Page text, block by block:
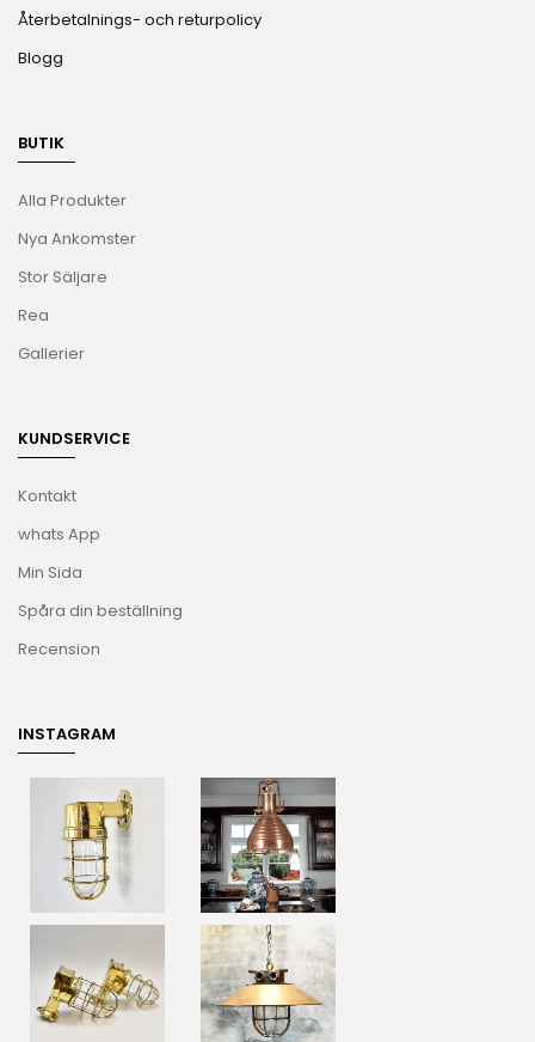
Återbetalnings- och returpolicy
Blogg
BUTIK
Alla Produkter
Nya Ankomster
Stor Säljare
Rea
Gallerier
KUNDSERVICE
Kontakt
whats App
Min Sida
Spåra din beställning
Recension
INSTAGRAM